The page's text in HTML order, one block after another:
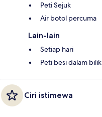
Peti Sejuk
Air botol percuma
Lain-lain
Setiap hari
Peti besi dalam bilik
Ciri istimewa